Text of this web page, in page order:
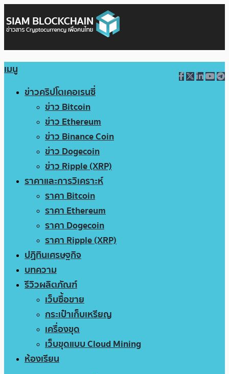
เมนู
ข่าวคริปโตเคอเรนซี่
ข่าว Bitcoin
ข่าว Ethereum
ข่าว Binance Coin
ข่าว Dogecoin
ข่าว Ripple (XRP)
ราคาและการวิเคราะห์
ราคา Bitcoin
ราคา Ethereum
ราคา Dogecoin
ราคา Ripple (XRP)
ปฏิทินเศรษฐกิจ
บทความ
รีวิวผลิตภัณฑ์
เว็บซื้อขาย
กระเป๋าเก็บเหรียญ
เครื่องขุด
เว็บขุดแบบ Cloud Mining
ห้องเรียน